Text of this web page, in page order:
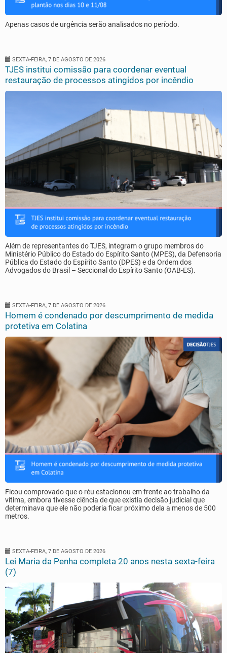
Apenas casos de urgência serão analisados no período.
SEXTA-FEIRA, 7 DE AGOSTO DE 2026
TJES institui comissão para coordenar eventual
restauração de processos atingidos por incêndio
Além de representantes do TJES, integram o grupo membros do
Ministério Público do Estado do Espírito Santo (MPES), da Defensoria
Pública do Estado do Espírito Santo (DPES) e da Ordem dos
Advogados do Brasil – Seccional do Espírito Santo (OAB-ES).
SEXTA-FEIRA, 7 DE AGOSTO DE 2026
Homem é condenado por descumprimento de medida
protetiva em Colatina
Ficou comprovado que o réu estacionou em frente ao trabalho da
vítima, embora tivesse ciência de que existia decisão judicial que
determinava que ele não poderia ficar próximo dela a menos de 500
metros.
SEXTA-FEIRA, 7 DE AGOSTO DE 2026
Lei Maria da Penha completa 20 anos nesta sexta-feira
(7)